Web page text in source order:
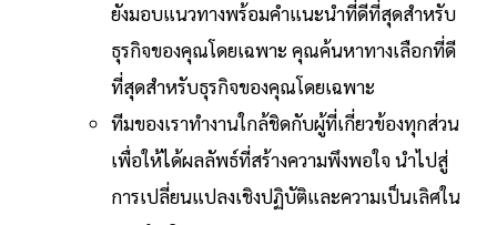
ยังมอบแนวทางพร้อมคำแนะนำที่ดีที่สุดสำหรับ
ธุรกิจของคุณโดยเฉพาะ คุณค้นหาทางเลือกที่ดี
ที่สุดสำหรับธุรกิจของคุณโดยเฉพาะ
ทีมของเราทำงานใกล้ชิดกับผู้ที่เกี่ยวข้องทุกส่วน
เพื่อให้ได้ผลลัพธ์ที่สร้างความพึงพอใจ นำไปสู่
การเปลี่ยนแปลงเชิงปฏิบัติและความเป็นเลิศใน